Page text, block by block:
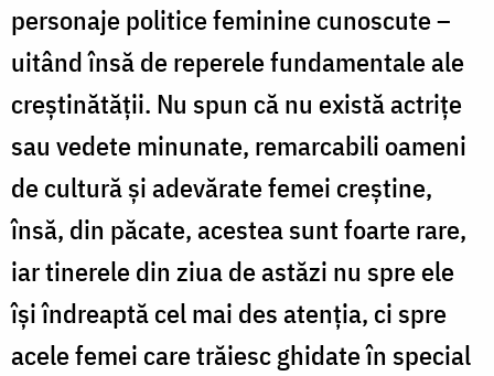
personaje politice feminine cunoscute –
uitând însă de reperele fundamentale ale
creştinătăţii. Nu spun că nu există actriţe
sau vedete minunate, remarcabili oameni
de cultură şi adevărate femei creştine,
însă, din păcate, acestea sunt foarte rare,
iar tinerele din ziua de astăzi nu spre ele
îşi îndreaptă cel mai des atenţia, ci spre
acele femei care trăiesc ghidate în special